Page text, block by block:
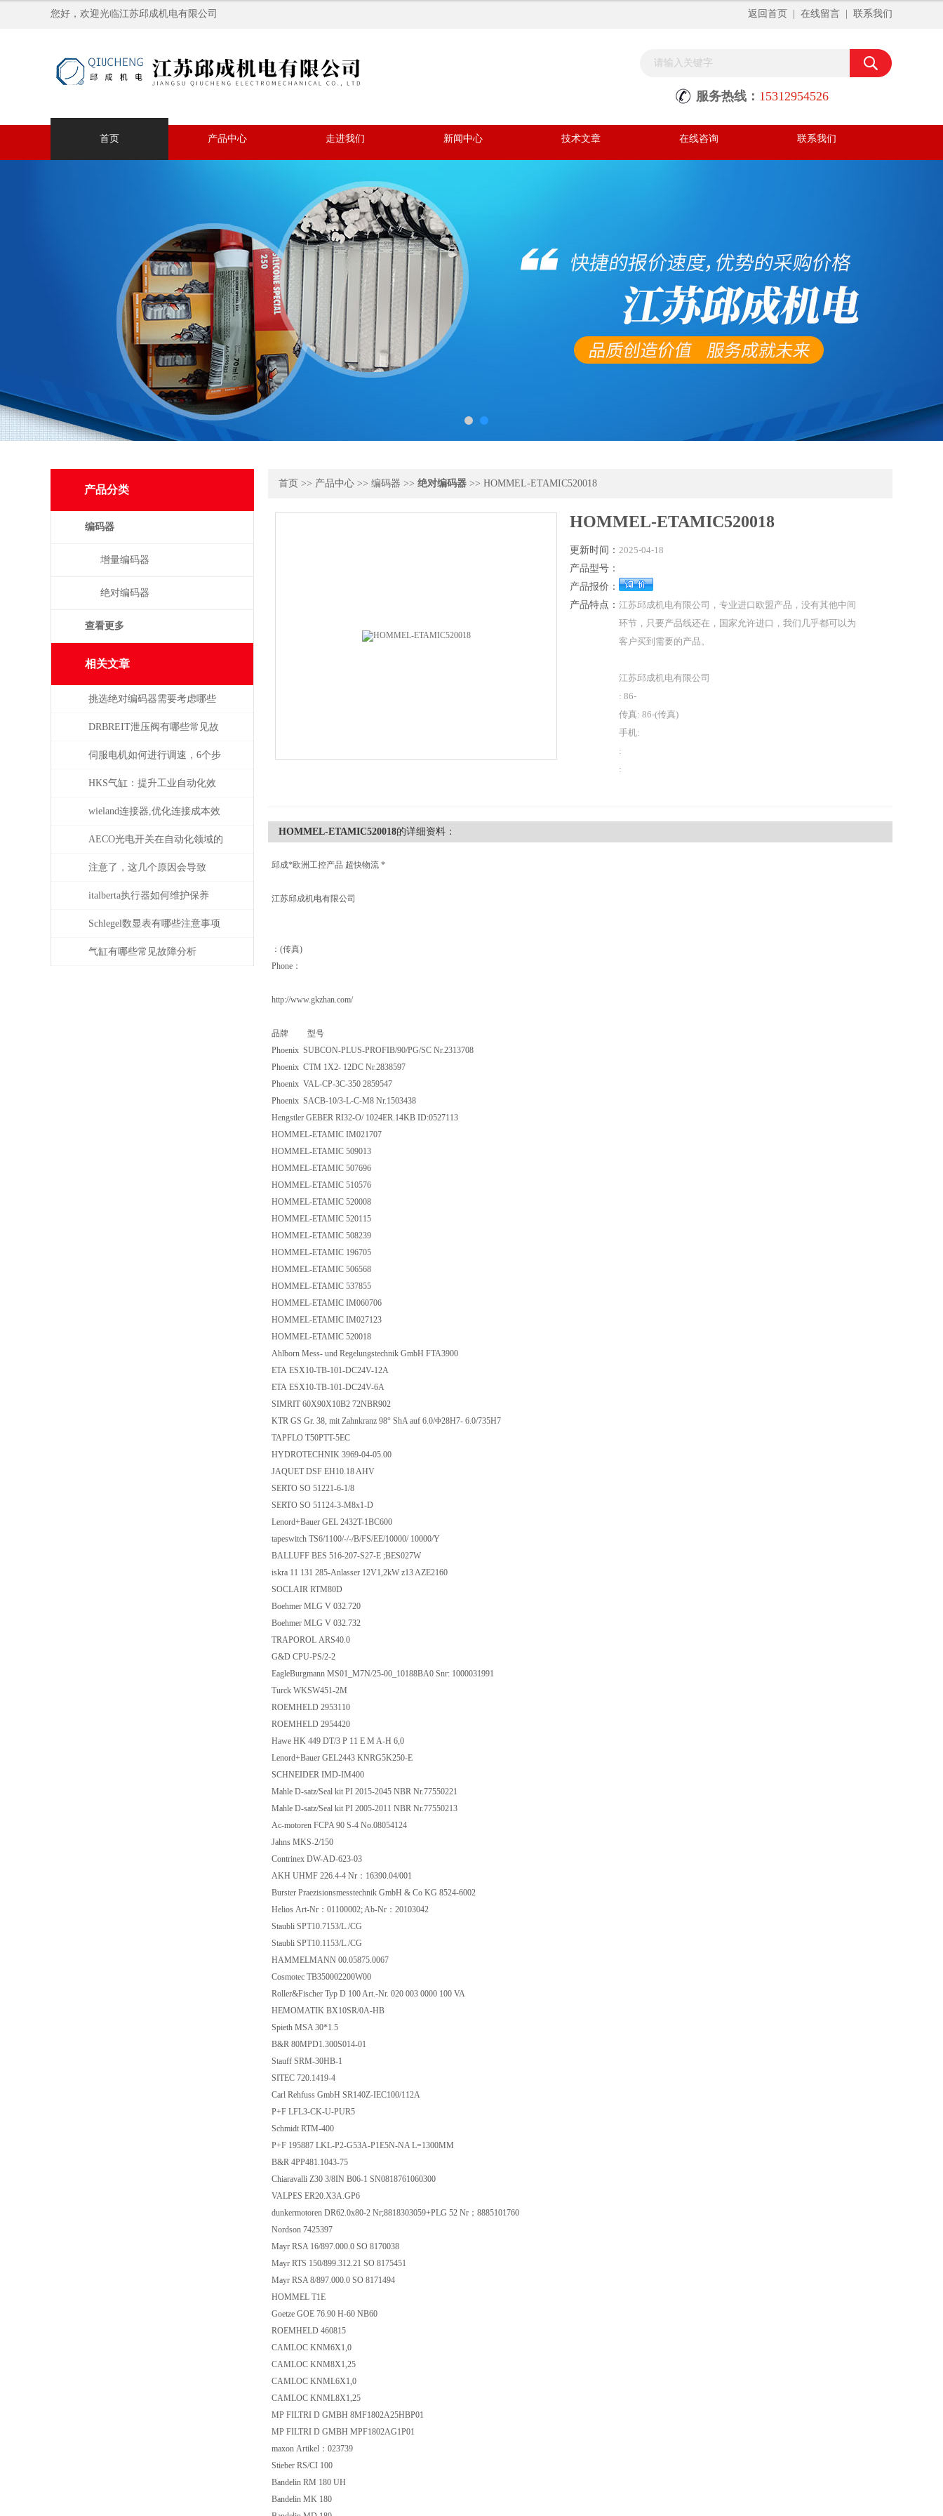
您好，欢迎光临江苏邱成机电有限公司 返回首页 在线留言 联系我们
服务热线： 15312954526
首页 产品中心 走进我们 新闻中心 技术文章 在线咨询 联系我们
产品分类
编码器
增量编码器
绝对编码器
查看更多
相关文章
挑选绝对编码器需要考虑哪些
问题
DRBREIT泄压阀有哪些常见故
障
伺服电机如何进行调速，6个步
骤轻松解决！
HKS气缸：提升工业自动化效
率的关键组件
wieland连接器,优化连接成本效
益
AECO光电开关在自动化领域的
与应用
注意了，这几个原因会导致
TELWIN电焊机出现漏电现象
italberta执行器如何维护保养
Schlegel数显表有哪些注意事项
气缸有哪些常见故障分析
首页 >> 产品中心 >> 编码器 >> 绝对编码器 >> HOMMEL-ETAMIC520018
HOMMEL-ETAMIC520018
更新时间： 2025-04-18
产品型号：
产品报价：
产品特点： 江苏邱成机电有限公司，专业进口欧盟产品，没有其他中间
环节，只要产品线还在，国家允许进口，我们几乎都可以为
客户买到需要的产品。
江苏邱成机电有限公司
: 86-
传真: 86-(传真)
手机:
:
:
HOMMEL-ETAMIC520018的详细资料：
邱成*欧洲工控产品 超快物流 *
江苏邱成机电有限公司
：(传真)
Phone：
http://www.gkzhan.com/
品牌 型号
Phoenix SUBCON-PLUS-PROFIB/90/PG/SC Nr.2313708
Phoenix CTM 1X2- 12DC Nr.2838597
Phoenix VAL-CP-3C-350 2859547
Phoenix SACB-10/3-L-C-M8 Nr.1503438
Hengstler GEBER RI32-O/ 1024ER.14KB ID:0527113
HOMMEL-ETAMIC IM021707
HOMMEL-ETAMIC 509013
HOMMEL-ETAMIC 507696
HOMMEL-ETAMIC 510576
HOMMEL-ETAMIC 520008
HOMMEL-ETAMIC 520115
HOMMEL-ETAMIC 508239
HOMMEL-ETAMIC 196705
HOMMEL-ETAMIC 506568
HOMMEL-ETAMIC 537855
HOMMEL-ETAMIC IM060706
HOMMEL-ETAMIC IM027123
HOMMEL-ETAMIC 520018
Ahlborn Mess- und Regelungstechnik GmbH FTA3900
ETA ESX10-TB-101-DC24V-12A
ETA ESX10-TB-101-DC24V-6A
SIMRIT 60X90X10B2 72NBR902
KTR GS Gr. 38, mit Zahnkranz 98° ShA auf 6.0/Φ28H7- 6.0/735H7
TAPFLO T50PTT-5EC
HYDROTECHNIK 3969-04-05.00
JAQUET DSF EH10.18 AHV
SERTO SO 51221-6-1/8
SERTO SO 51124-3-M8x1-D
Lenord+Bauer GEL 2432T-1BC600
tapeswitch TS6/1100/-/-/B/FS/EE/10000/ 10000/Y
BALLUFF BES 516-207-S27-E ;BES027W
iskra 11 131 285-Anlasser 12V1,2kW z13 AZE2160
SOCLAIR RTM80D
Boehmer MLG V 032.720
Boehmer MLG V 032.732
TRAPOROL ARS40.0
G&D CPU-PS/2-2
EagleBurgmann MS01_M7N/25-00_10188BA0 Snr: 1000031991
Turck WKSW451-2M
ROEMHELD 2953110
ROEMHELD 2954420
Hawe HK 449 DT/3 P 11 E M A-H 6,0
Lenord+Bauer GEL2443 KNRG5K250-E
SCHNEIDER IMD-IM400
Mahle D-satz/Seal kit PI 2015-2045 NBR Nr.77550221
Mahle D-satz/Seal kit PI 2005-2011 NBR Nr.77550213
Ac-motoren FCPA 90 S-4 No.08054124
Jahns MKS-2/150
Contrinex DW-AD-623-03
AKH UHMF 226.4-4 Nr：16390.04/001
Burster Praezisionsmesstechnik GmbH & Co KG 8524-6002
Helios Art-Nr：01100002; Ab-Nr：20103042
Staubli SPT10.7153/L./CG
Staubli SPT10.1153/L./CG
HAMMELMANN 00.05875.0067
Cosmotec TB350002200W00
Roller&Fischer Typ D 100 Art.-Nr. 020 003 0000 100 VA
HEMOMATIK BX10SR/0A-HB
Spieth MSA 30*1.5
B&R 80MPD1.300S014-01
Stauff SRM-30HB-1
SITEC 720.1419-4
Carl Rehfuss GmbH SR140Z-IEC100/112A
P+F LFL3-CK-U-PUR5
Schmidt RTM-400
P+F 195887 LKL-P2-G53A-P1E5N-NA L=1300MM
B&R 4PP481.1043-75
Chiaravalli Z30 3/8IN B06-1 SN0818761060300
VALPES ER20.X3A.GP6
dunkermotoren DR62.0x80-2 Nr;8818303059+PLG 52 Nr；8885101760
Nordson 7425397
Mayr RSA 16/897.000.0 SO 8170038
Mayr RTS 150/899.312.21 SO 8175451
Mayr RSA 8/897.000.0 SO 8171494
HOMMEL T1E
Goetze GOE 76.90 H-60 NB60
ROEMHELD 460815
CAMLOC KNM6X1,0
CAMLOC KNM8X1,25
CAMLOC KNML6X1,0
CAMLOC KNML8X1,25
MP FILTRI D GMBH 8MF1802A25HBP01
MP FILTRI D GMBH MPF1802AG1P01
maxon Artikel：023739
Stieber RS/CI 100
Bandelin RM 180 UH
Bandelin MK 180